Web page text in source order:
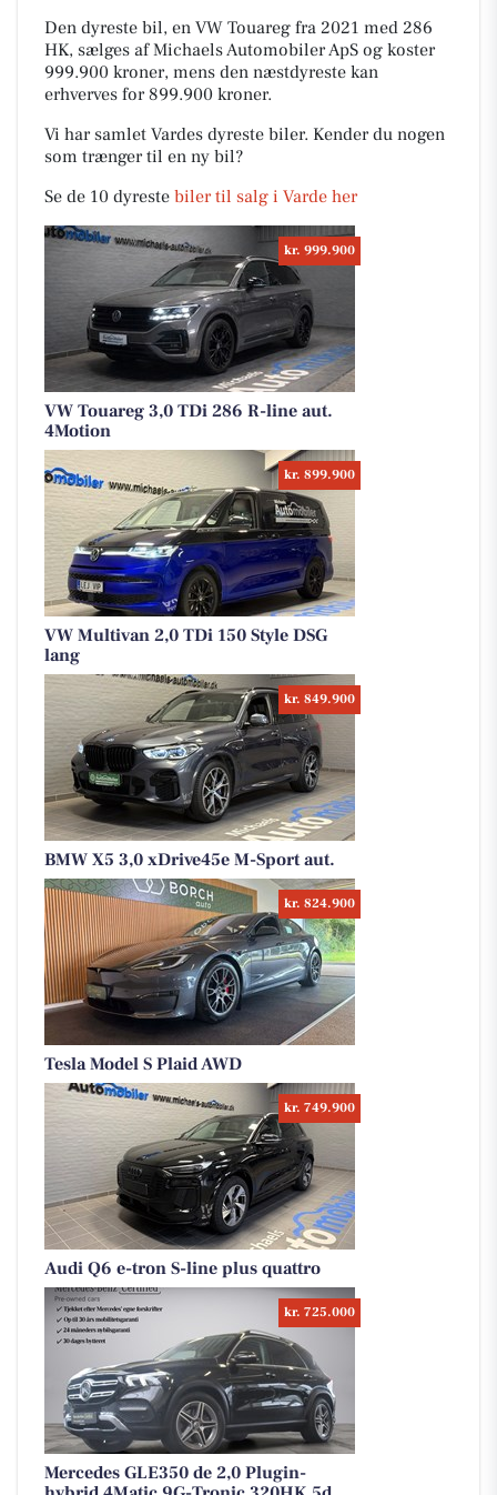
Den dyreste bil, en VW Touareg fra 2021 med 286
HK, sælges af Michaels Automobiler ApS og koster
999.900 kroner, mens den næstdyreste kan
erhverves for 899.900 kroner.
Vi har samlet Vardes dyreste biler. Kender du nogen
som trænger til en ny bil?
Se de 10 dyreste biler til salg i Varde her
kr. 999.900
VW Touareg 3,0 TDi 286 R-line aut.
4Motion
kr. 899.900
VW Multivan 2,0 TDi 150 Style DSG
lang
kr. 849.900
BMW X5 3,0 xDrive45e M-Sport aut.
kr. 824.900
Tesla Model S Plaid AWD
kr. 749.900
Audi Q6 e-tron S-line plus quattro
kr. 725.000
Mercedes GLE350 de 2,0 Plugin-